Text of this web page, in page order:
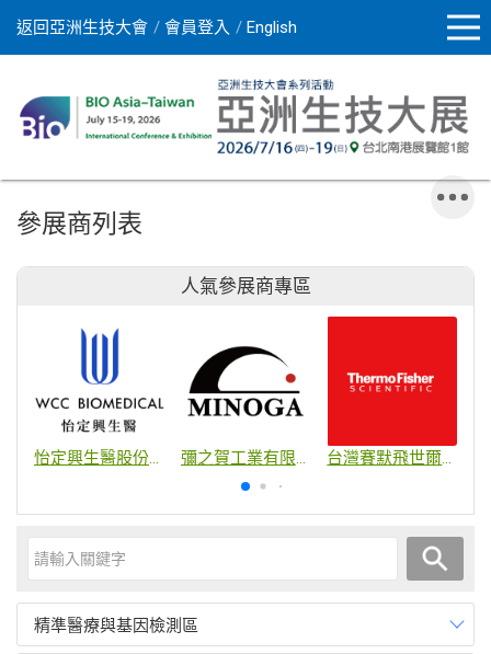
返回亞洲生技大會 會員登入 English
參展商列表
人氣參展商專區
怡定興生醫股份有限公司 彌之賀工業有限公司 台灣賽默飛世爾科技股份有限公司
精準醫療與基因檢測區